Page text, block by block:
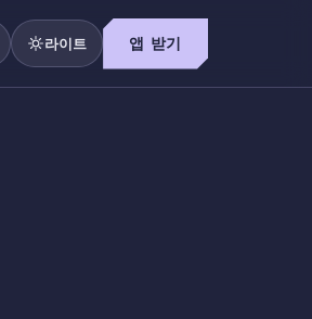
라이트 앱 받기